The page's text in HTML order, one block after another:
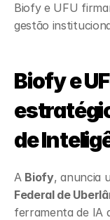
Biofy e UFU
gestão
Biofy e
de
A Biofy, anuncia
Federal de
ferramenta de IA